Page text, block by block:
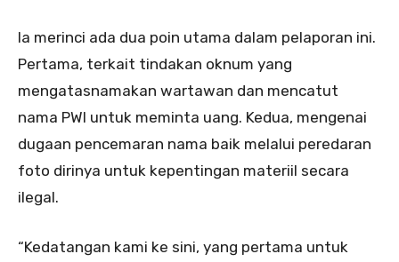
Ia merinci ada dua poin utama dalam pelaporan ini.
Pertama, terkait tindakan oknum yang
mengatasnamakan wartawan dan mencatut
nama PWI untuk meminta uang. Kedua, mengenai
dugaan pencemaran nama baik melalui peredaran
foto dirinya untuk kepentingan materiil secara
ilegal.
“Kedatangan kami ke sini, yang pertama untuk